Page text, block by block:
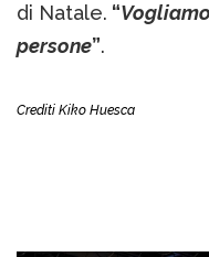
di Natale. “
persone”.
Crediti Kiko Huesca